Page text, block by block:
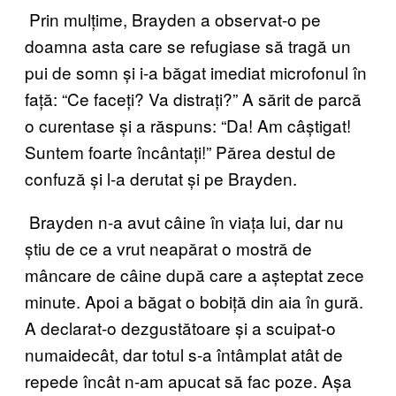
Prin mulțime, Brayden a observat-o pe
doamna asta care se refugiase să tragă un
pui de somn și i-a băgat imediat microfonul în
față: “Ce faceți? Va distrați?” A sărit de parcă
o curentase și a răspuns: “Da! Am câștigat!
Suntem foarte încântați!” Părea destul de
confuză și l-a derutat și pe Brayden.
Brayden n-a avut câine în viața lui, dar nu
știu de ce a vrut neapărat o mostră de
mâncare de câine după care a așteptat zece
minute. Apoi a băgat o bobiță din aia în gură.
A declarat-o dezgustătoare și a scuipat-o
numaidecât, dar totul s-a întâmplat atât de
repede încât n-am apucat să fac poze. Așa